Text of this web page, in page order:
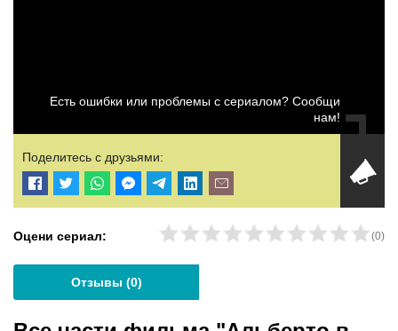
Есть ошибки или проблемы с сериалом? Сообщи
нам!
Поделитесь с друзьями:
Оцени сериал: (0)
Отзывы (0)